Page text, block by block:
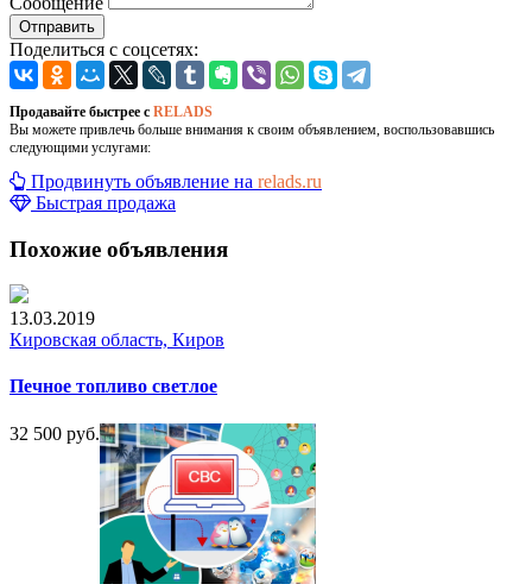
Отправить
Поделиться с соцсетях:
Продавайте быстрее с RELADS
Вы можете привлечь больше внимания к своим объявлением, воспользовавшись
следующими услугами:
Продвинуть объявление на relads.ru
Быстрая продажа
Похожие объявления
13.03.2019
Кировская область, Киров
Печное топливо светлое
32 500 руб.